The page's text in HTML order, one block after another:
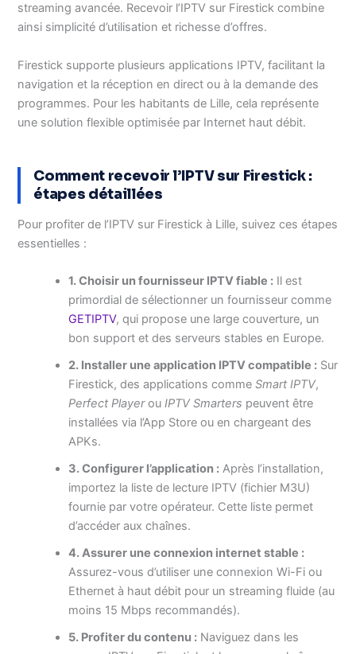
streaming avancée. Recevoir l’IPTV sur Firestick combine
ainsi simplicité d’utilisation et richesse d’offres.
Firestick supporte plusieurs applications IPTV, facilitant la
navigation et la réception en direct ou à la demande des
programmes. Pour les habitants de Lille, cela représente
une solution flexible optimisée par Internet haut débit.
Comment recevoir l’IPTV sur Firestick :
étapes détaillées
Pour profiter de l’IPTV sur Firestick à Lille, suivez ces étapes
essentielles :
1. Choisir un fournisseur IPTV fiable : Il est
primordial de sélectionner un fournisseur comme
GETIPTV, qui propose une large couverture, un
bon support et des serveurs stables en Europe.
2. Installer une application IPTV compatible : Sur
Firestick, des applications commeSmart IPTV,
Perfect PlayerouIPTV Smarters peuvent être
installées via l’App Store ou en chargeant des
APKs.
3. Configurer l’application : Après l’installation,
importez la liste de lecture IPTV (fichier M3U)
fournie par votre opérateur. Cette liste permet
d’accéder aux chaînes.
4. Assurer une connexion internet stable :
Assurez-vous d’utiliser une connexion Wi-Fi ou
Ethernet à haut débit pour un streaming fluide (au
moins 15 Mbps recommandés).
5. Profiter du contenu : Naviguez dans les